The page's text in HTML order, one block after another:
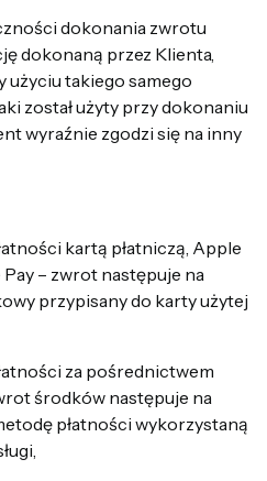
dokonania zwrotu
dokonaną przez Klienta,
użyciu takiego samego
został użyty przy dokonaniu
wyraźnie zgodzi się na inny
kartą płatniczą, Apple
– zwrot następuje na
przypisany do karty użytej
za pośrednictwem
środków następuje na
płatności wykorzystaną